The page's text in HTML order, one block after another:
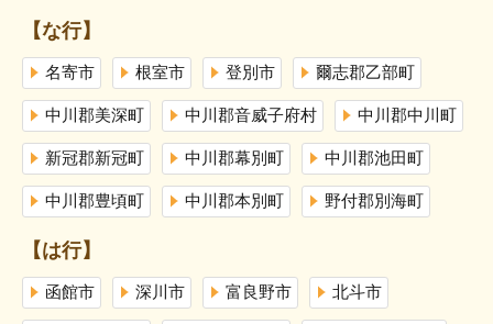
【な行】
名寄市 根室市 登別市 爾志郡乙部町
中川郡美深町 中川郡音威子府村 中川郡中川町
新冠郡新冠町 中川郡幕別町 中川郡池田町
中川郡豊頃町 中川郡本別町 野付郡別海町
【は行】
函館市 深川市 富良野市 北斗市